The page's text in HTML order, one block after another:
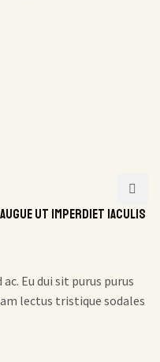
ut imperdiet iaculis
Eu dui sit purus purus
lectus tristique sodales